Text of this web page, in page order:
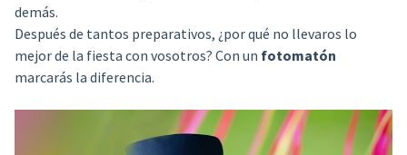
demás.
Después de tantos preparativos, ¿por qué no llevaros lo
mejor de la fiesta con vosotros? Con un fotomatón
marcarás la diferencia.